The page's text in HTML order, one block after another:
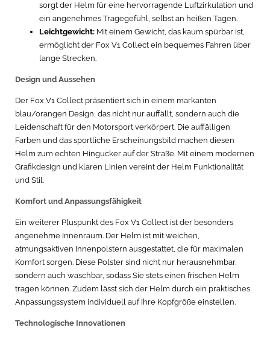
sorgt der Helm für eine hervorragende Luftzirkulation und
ein angenehmes Tragegefühl, selbst an heißen Tagen.
Leichtgewicht: Mit einem Gewicht, das kaum spürbar ist,
ermöglicht der Fox V1 Collect ein bequemes Fahren über
lange Strecken.
Design und Aussehen
Der Fox V1 Collect präsentiert sich in einem markanten
blau/orangen Design, das nicht nur auffällt, sondern auch die
Leidenschaft für den Motorsport verkörpert. Die auffälligen
Farben und das sportliche Erscheinungsbild machen diesen
Helm zum echten Hingucker auf der Straße. Mit einem modernen
Grafikdesign und klaren Linien vereint der Helm Funktionalität
und Stil.
Komfort und Anpassungsfähigkeit
Ein weiterer Pluspunkt des Fox V1 Collect ist der besonders
angenehme Innenraum. Der Helm ist mit weichen,
atmungsaktiven Innenpolstern ausgestattet, die für maximalen
Komfort sorgen. Diese Polster sind nicht nur herausnehmbar,
sondern auch waschbar, sodass Sie stets einen frischen Helm
tragen können. Zudem lässt sich der Helm durch ein praktisches
Anpassungssystem individuell auf Ihre Kopfgröße einstellen.
Technologische Innovationen